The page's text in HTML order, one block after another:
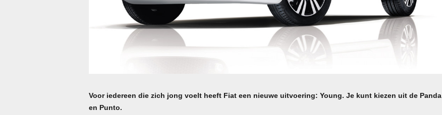
Voor iedereen die zich jong voelt heeft Fiat een nieuwe uitvoering: Young. Je kunt kiezen uit de Panda
en Punto.